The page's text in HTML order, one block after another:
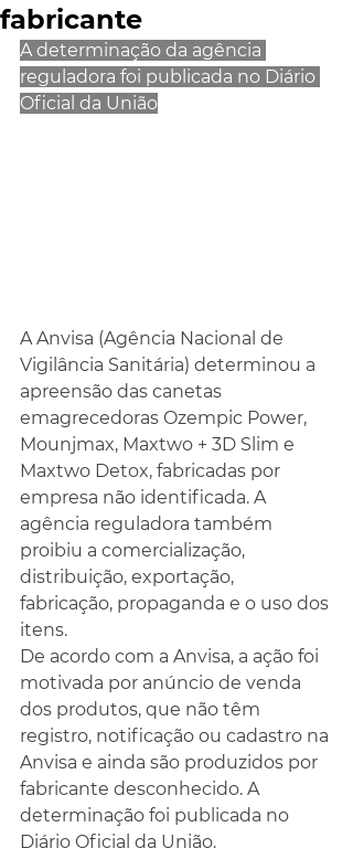
fabricante
A determinação da agência
reguladora foi publicada no Diário
Oficial da União
A Anvisa (Agência Nacional de
Vigilância Sanitária) determinou a
apreensão das canetas
emagrecedoras Ozempic Power,
Mounjmax, Maxtwo + 3D Slim e
Maxtwo Detox, fabricadas por
empresa não identificada. A
agência reguladora também
proibiu a comercialização,
distribuição, exportação,
fabricação, propaganda e o uso dos
itens.
De acordo com a Anvisa, a ação foi
motivada por anúncio de venda
dos produtos, que não têm
registro, notificação ou cadastro na
Anvisa e ainda são produzidos por
fabricante desconhecido. A
determinação foi publicada no
Diário Oficial da União.